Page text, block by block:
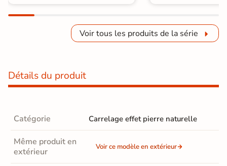
Voir tous les produits de la série
Détails du produit
Catégorie Carrelage effet pierre naturelle
Même produit en
extérieur
Voir ce modèle en extérieur